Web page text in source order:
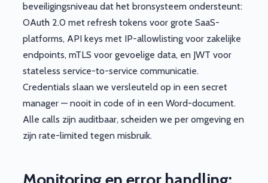
beveiligingsniveau dat het bronsysteem ondersteunt:
OAuth 2.0 met refresh tokens voor grote SaaS-
platforms, API keys met IP-allowlisting voor zakelijke
endpoints, mTLS voor gevoelige data, en JWT voor
stateless service-to-service communicatie.
Credentials slaan we versleuteld op in een secret
manager — nooit in code of in een Word-document.
Alle calls zijn auditbaar, scheiden we per omgeving en
zijn rate-limited tegen misbruik.